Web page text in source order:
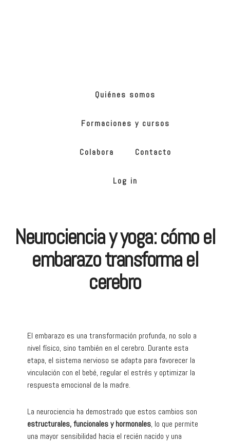
Quiénes somos
Formaciones y cursos
Colabora Contacto
Log in
Neurociencia y yoga: cómo el
embarazo transforma el
cerebro
El embarazo es una transformación profunda, no solo a
nivel físico, sino también en el cerebro. Durante esta
etapa, el sistema nervioso se adapta para favorecer la
vinculación con el bebé, regular el estrés y optimizar la
respuesta emocional de la madre.
La neurociencia ha demostrado que estos cambios son
estructurales, funcionales y hormonales, lo que permite
una mayor sensibilidad hacia el recién nacido y una